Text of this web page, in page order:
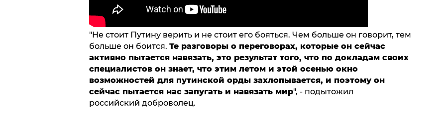
"Не стоит Путину верить и не стоит его бояться. Чем больше он говорит, тем
больше он боится. Те разговоры о переговорах, которые он сейчас
активно пытается навязать, это результат того, что по докладам своих
специалистов он знает, что этим летом и этой осенью окно
возможностей для путинской орды захлопывается, и поэтому он
сейчас пытается нас запугать и навязать мир", - подытожил
российский доброволец.